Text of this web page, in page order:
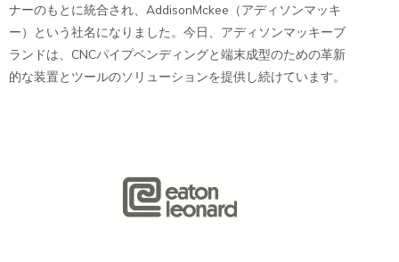
ナーのもとに統合され、AddisonMckee（アディソンマッキ
ー）という社名になりました。今日、アディソンマッキーブ
ランドは、CNCパイプベンディングと端末成型のための革新
的な装置とツールのソリューションを提供し続けています。